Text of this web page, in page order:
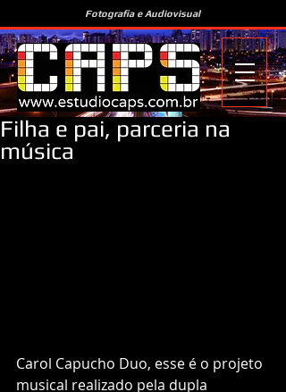
Fotografia e Audiovisual
Filha e pai, parceria na
música
Carol Capucho Duo, esse é o projeto
musical realizado pela dupla